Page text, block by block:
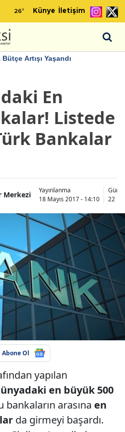
26° Künye İletişim
Artışı Yaşandı
En
Listede
Bankalar
Merkezi
Yayınlanma
18 Mayıs 2017 - 14:10
22
Abone Ol
yapılan
en büyük 500
bankaların arasına en
da girmeyi başardı.